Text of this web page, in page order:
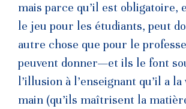
mais parce qu’il est obligatoire,
le jeu pour les étudiants, peut
autre chose que pour le
peuvent donner—et ils le font
l’illusion à l’enseignant qu’il a
main (qu’ils maîtrisent la